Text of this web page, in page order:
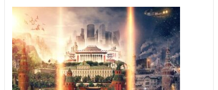
Механизм
присвоения
дохода